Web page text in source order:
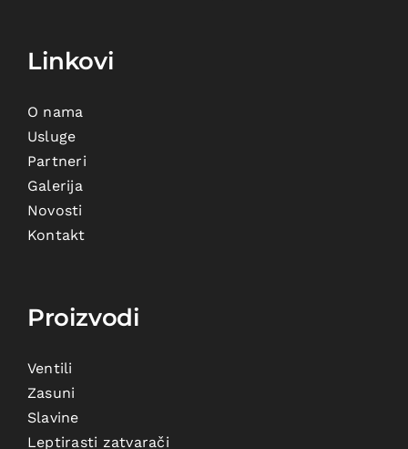
Linkovi
O nama
Usluge
Partneri
Galerija
Novosti
Kontakt
Proizvodi
Ventili
Zasuni
Slavine
Leptirasti zatvarači